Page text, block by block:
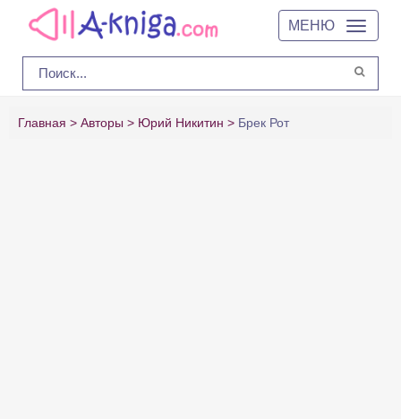
МЕНЮ
Главная Авторы Юрий Никитин Брек Рот